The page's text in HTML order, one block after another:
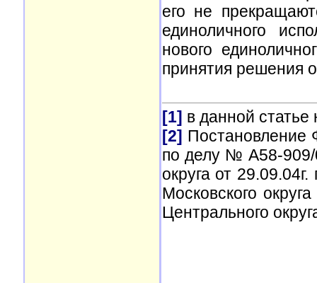
его не
единоличного
нового
принятия решения
[1] в данной статье
[2] Постановление
по делу № А58-
округа от
Московского
Центрального